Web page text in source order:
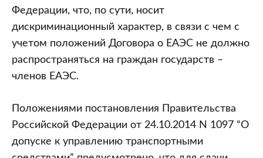
Федерации, что, по сути, носит
дискриминационный характер, в связи с чем с
учетом положений Договора о ЕАЭС не должно
распространяться на граждан государств –
членов ЕАЭС.
Положениями постановления Правительства
Российской Федерации от 24.10.2014 N 1097 “О
допуске к управлению транспортными